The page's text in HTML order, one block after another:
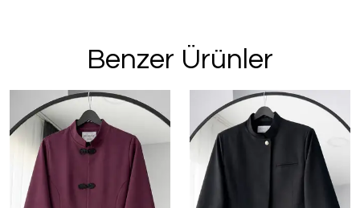
Benzer Ürünler